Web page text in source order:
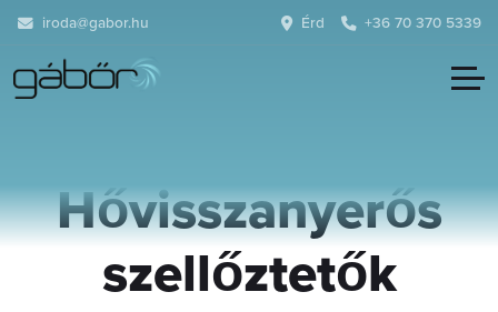
iroda@gabor.hu Érd +36 70 370 5339
Hővisszanyerős
szellőztetők